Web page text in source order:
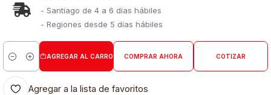
- Santiago de 4 a 6 días hábiles
- Regiones desde 5 días hábiles
Cantidad
AGREGAR AL CARRO COMPRAR AHORA COTIZAR
Agregar a la lista de favoritos